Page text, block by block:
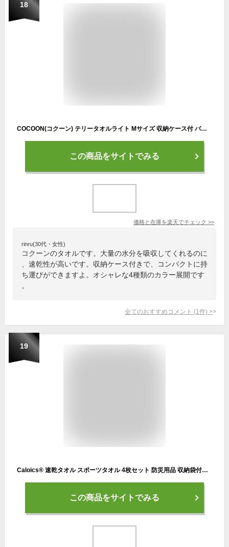
18
COCOON(コクーン) テリータオルライト Mサイズ 収納ケース付 バスグッズ 12550041-05(ei0a085)
この商品をサイトでみる
価格と在庫を楽天でチェック >>
rinru(30代・女性)
コクーンのタオルです。大量の水分を吸収してくれるのに
、速乾性が高いです。収納ケース付きで、コンパクトに持
ち運びができますよ。オシャレな4種類のカラー展開です
。
全てのおすすめコメント (1 件) >
19
Caloics® 速乾タオル スポーツタオル 4枚セット 防災用品 収納袋付き マイクロファイバー バスタオル ビーチタオル 旅行タオル 色褪せない 防臭 超速乾 超吸水 超やわらか コンパクト 旅行・お風呂・スポーツに最適 7色展開 (スレートブルー 四枚【2枚 34×34cm】+【40×90cm】+【76×152cm】)
この商品をサイトでみる